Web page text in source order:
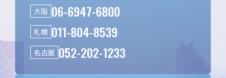
大阪 06-6947-6800
札幌 011-804-8539
名古屋 052-202-1233